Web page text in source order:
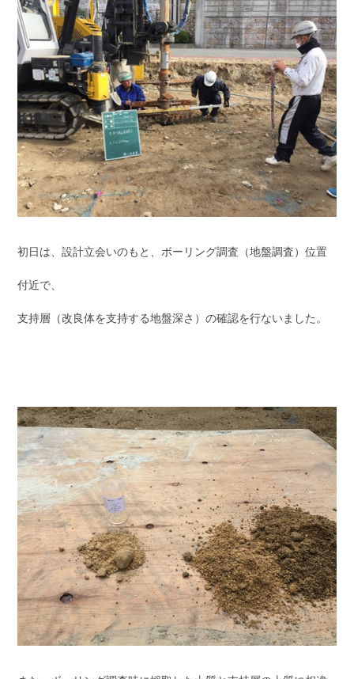
初日は、設計立会いのもと、ボーリング調査（地盤調査）位置
付近で、
支持層（改良体を支持する地盤深さ）の確認を行ないました。